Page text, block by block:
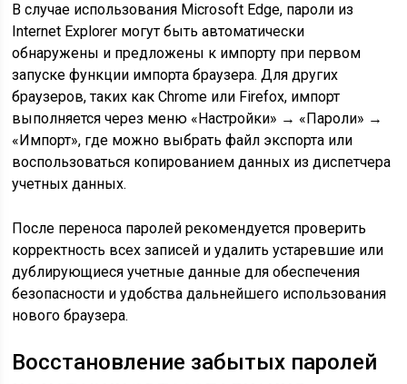
В случае использования Microsoft Edge, пароли из
Internet Explorer могут быть автоматически
обнаружены и предложены к импорту при первом
запуске функции импорта браузера. Для других
браузеров, таких как Chrome или Firefox, импорт
выполняется через меню «Настройки» → «Пароли» →
«Импорт», где можно выбрать файл экспорта или
воспользоваться копированием данных из диспетчера
учетных данных.
После переноса паролей рекомендуется проверить
корректность всех записей и удалить устаревшие или
дублирующиеся учетные данные для обеспечения
безопасности и удобства дальнейшего использования
нового браузера.
Восстановление забытых паролей